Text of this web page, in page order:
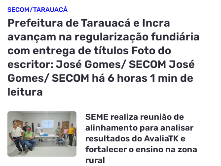
SECOM/TARAUACÁ
Prefeitura de Tarauacá e Incra
avançam na regularização fundiária
com entrega de títulos Foto do
escritor: José Gomes/ SECOM José
Gomes/ SECOM há 6 horas 1 min de
leitura
SEME realiza reunião de
alinhamento para analisar
resultados do AvaliaTK e
fortalecer o ensino na zona
rural